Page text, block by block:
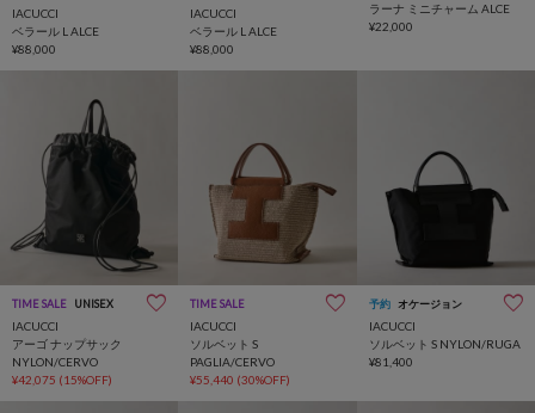
IACUCCI
ベラール L ALCE
¥88,000
IACUCCI
ベラール L ALCE
¥88,000
ラーナ ミニチャーム ALCE
¥22,000
TIME SALE UNISEX
IACUCCI
アーゴ ナップサック
NYLON/CERVO
¥42,075 (15%OFF)
TIME SALE
IACUCCI
ソルベット S
PAGLIA/CERVO
¥55,440 (30%OFF)
予約 オケージョン
IACUCCI
ソルベット S NYLON/RUGA
¥81,400